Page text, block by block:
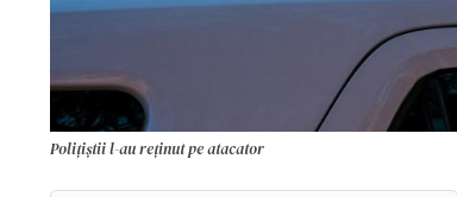
Polițiștii l-au reținut pe atacator